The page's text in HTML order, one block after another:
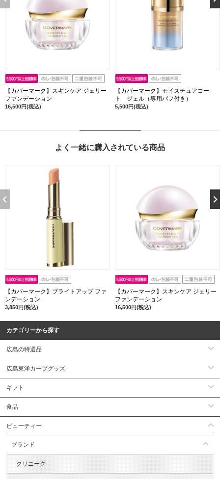
【カバーマーク】スキンケア ジェリー
ファンデーション
16,500円(税込)
【カバーマーク】モイスチュアコー
ト ジェル（専用パフ付き）
5,500円(税込)
よく一緒に購入されている商品
【カバーマーク】ブライトアップ ファ
ンデーション
3,850円(税込)
【カバーマーク】スキンケア ジェリー
ファンデーション
16,500円(税込)
カテゴリーから探す
広島の特選品
広島東洋カープグッズ
ギフト
食品
ビューティー
ブランド
クリニーク